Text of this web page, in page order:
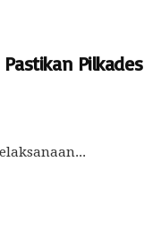
Pilkades